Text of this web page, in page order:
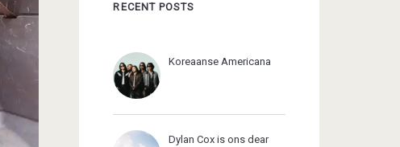
RECENT POSTS
Koreaanse Americana
Dylan Cox is ons dear